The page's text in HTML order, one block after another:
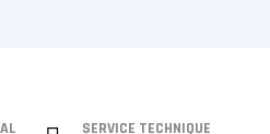
SERVICE TECHNIQUE